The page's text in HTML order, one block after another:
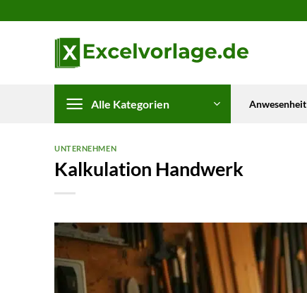
Inhalt
Alle Kategorien Anwesenheit
UNTERNEHMEN
Kalkulation Handwerk